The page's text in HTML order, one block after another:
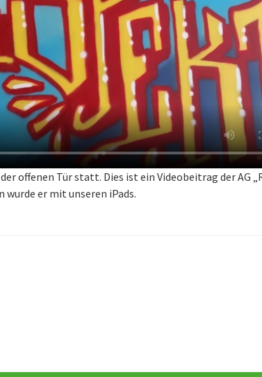
offenen Tür statt. Dies ist ein Videobeitrag der AG
wurde er mit unseren iPads.